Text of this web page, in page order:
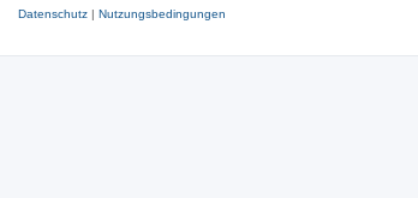
Datenschutz| Nutzungsbedingungen